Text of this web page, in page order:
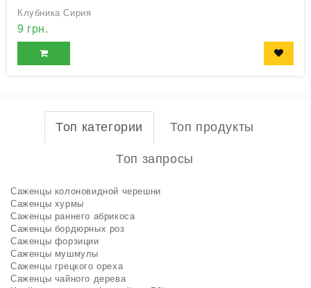
Клубника Сирия
9 грн.
Топ категории Топ продукты
Топ запросы
Саженцы колоновидной черешни
Саженцы хурмы
Саженцы раннего абрикоса
Саженцы бордюрных роз
Саженцы форзиции
Саженцы мушмулы
Саженцы грецкого ореха
Саженцы чайного дерева